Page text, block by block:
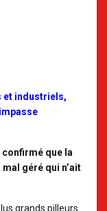
et industriels,
confirmé que la
géré qui n’ait
grands pilleurs